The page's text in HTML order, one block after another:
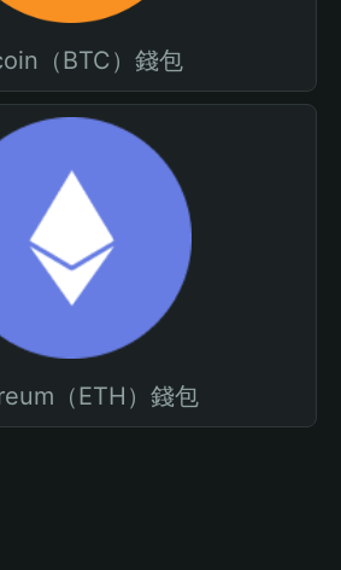
（BTC）錢包
（ETH）錢包